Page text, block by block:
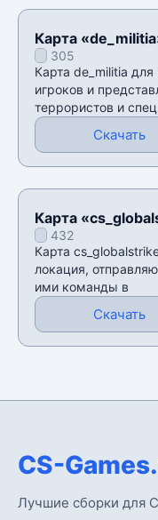
Карта
305
Карта de_militia
игроков и
террористов и
Скачать
Карта
432
Карта
локация,
ими команды в
Скачать
CS-
Лучшие сборки для